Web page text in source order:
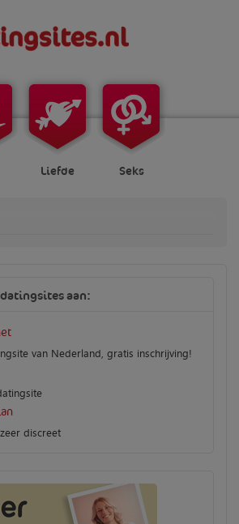
Liefde Seks
aan:
van Nederland, gratis inschrijving!
discreet